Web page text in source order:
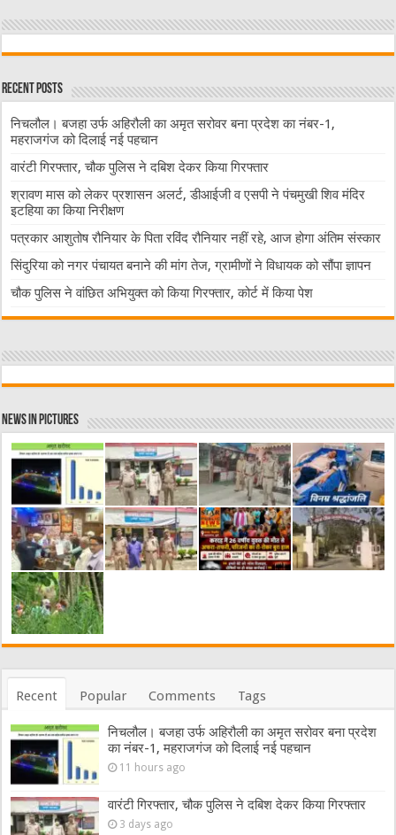
Recent Posts
निचलौल। बजहा उर्फ अहिरौली का अमृत सरोवर बना प्रदेश का नंबर-1,
महराजगंज को दिलाई नई पहचान
वारंटी गिरफ्तार, चौक पुलिस ने दबिश देकर किया गिरफ्तार
श्रावण मास को लेकर प्रशासन अलर्ट, डीआईजी व एसपी ने पंचमुखी शिव मंदिर
इटहिया का किया निरीक्षण
पत्रकार आशुतोष रौनियार के पिता रविंद रौनियार नहीं रहे, आज होगा अंतिम संस्कार
सिंदुरिया को नगर पंचायत बनाने की मांग तेज, ग्रामीणों ने विधायक को सौंपा ज्ञापन
चौक पुलिस ने वांछित अभियुक्त को किया गिरफ्तार, कोर्ट में किया पेश
News in Pictures
Recent Popular Comments Tags
निचलौल। बजहा उर्फ अहिरौली का अमृत सरोवर बना प्रदेश
का नंबर-1, महराजगंज को दिलाई नई पहचान
11 hours ago
वारंटी गिरफ्तार, चौक पुलिस ने दबिश देकर किया गिरफ्तार
3 days ago